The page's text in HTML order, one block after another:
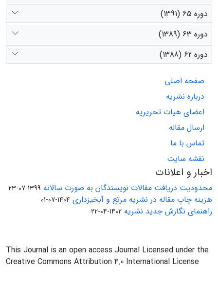
دوره 65 (1391)
دوره 63 (1389)
دوره 62 (1388)
صفحه اصلی
درباره نشریه
اعضای هیات تحریریه
ارسال مقاله
تماس با ما
نقشه سایت
اخبار و اعلانات
محدودیت دریافت مقالات نویسندگان به صورت سالانه 1399-07-23
هزینه چاپ مقاله در نشریه مرتع و آبخیزداری 1404-07-01
راهنمای نگارش جدید نشریه 1402-04-22
This Journal is an open access Journal Licensed under the
Creative Commons Attribution 4.0 International License